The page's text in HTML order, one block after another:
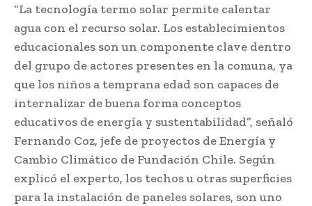
“La tecnología termo solar permite calentar
agua con el recurso solar. Los establecimientos
educacionales son un componente clave dentro
del grupo de actores presentes en la comuna, ya
que los niños a temprana edad son capaces de
internalizar de buena forma conceptos
educativos de energía y sustentabilidad”, señaló
Fernando Coz, jefe de proyectos de Energía y
Cambio Climático de Fundación Chile. Según
explicó el experto, los techos u otras superficies
para la instalación de paneles solares, son uno